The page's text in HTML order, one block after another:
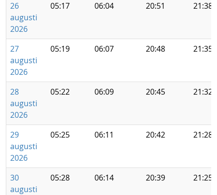
26
augusti
2026
05:17 06:04 20:51 21:38
27
augusti
2026
05:19 06:07 20:48 21:35
28
augusti
2026
05:22 06:09 20:45 21:32
29
augusti
2026
05:25 06:11 20:42 21:28
30
augusti
05:28 06:14 20:39 21:25